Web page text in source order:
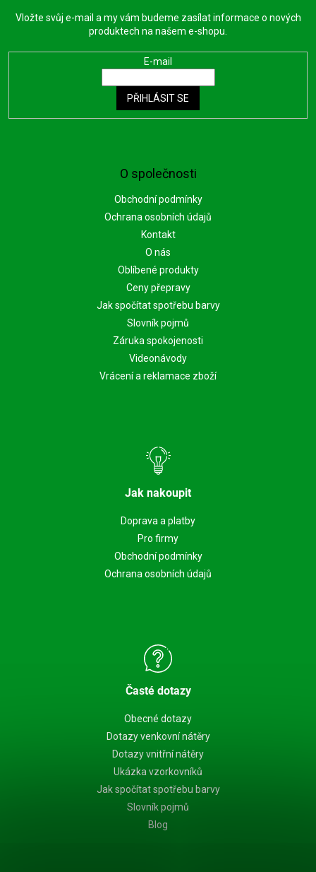
O společnosti
Obchodní podmínky
Ochrana osobních údajů
Kontakt
O nás
Oblíbené produkty
Ceny přepravy
Jak spočítat spotřebu barvy
Slovník pojmů
Záruka spokojenosti
Videonávody
Vrácení a reklamace zboží
Jak nakoupit
Doprava a platby
Pro firmy
Obchodní podmínky
Ochrana osobních údajů
Časté dotazy
Obecné dotazy
Dotazy venkovní nátěry
Dotazy vnitřní nátěry
Ukázka vzorkovníků
Jak spočítat spotřebu barvy
Slovník pojmů
Blog
Vložte svůj e-mail a my vám budeme zasílat informace o nových
produktech na našem e-shopu.
E-mail
PŘIHLÁSIT SE